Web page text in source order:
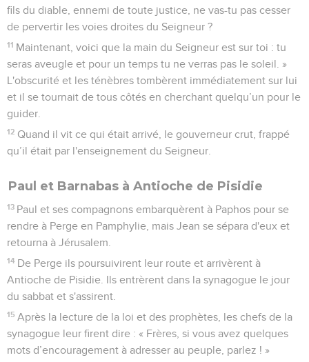
fils du diable, ennemi de toute justice, ne vas-tu pas cesser
de pervertir les voies droites du Seigneur ?
11 Maintenant, voici que la main du Seigneur est sur toi : tu
seras aveugle et pour un temps tu ne verras pas le soleil. »
L'obscurité et les ténèbres tombèrent immédiatement sur lui
et il se tournait de tous côtés en cherchant quelqu’un pour le
guider.
12 Quand il vit ce qui était arrivé, le gouverneur crut, frappé
qu’il était par l'enseignement du Seigneur.
Paul et Barnabas à Antioche de Pisidie
13 Paul et ses compagnons embarquèrent à Paphos pour se
rendre à Perge en Pamphylie, mais Jean se sépara d'eux et
retourna à Jérusalem.
14 De Perge ils poursuivirent leur route et arrivèrent à
Antioche de Pisidie. Ils entrèrent dans la synagogue le jour
du sabbat et s'assirent.
15 Après la lecture de la loi et des prophètes, les chefs de la
synagogue leur firent dire : « Frères, si vous avez quelques
mots d’encouragement à adresser au peuple, parlez ! »